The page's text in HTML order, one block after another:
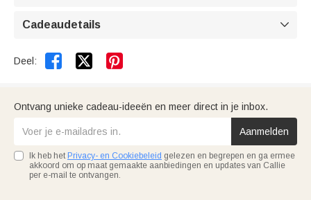
Cadeaudetails 
Deel:  
Ontvang unieke cadeau-ideeën en meer direct in je inbox.
Aanmelden
Ik heb het Privacy- en Cookiebeleid gelezen en begrepen en ga ermee
akkoord om op maat gemaakte aanbiedingen en updates van Callie
per e-mail te ontvangen.